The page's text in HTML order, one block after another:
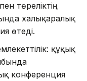
төреліктің
халықаралық
өтеді.
құқық
конференция